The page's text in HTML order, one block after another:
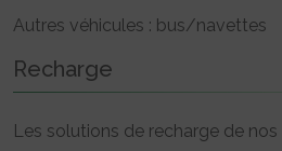
Autres véhicules : bus/navettes
Recharge
Les solutions de recharge de